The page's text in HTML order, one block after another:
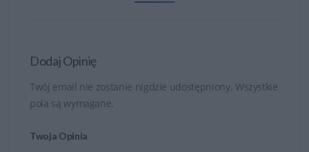
Dodaj Opinię
Twój email nie zostanie nigdzie udostępniony. Wszystkie
pola są wymagane.
Twoja Opinia